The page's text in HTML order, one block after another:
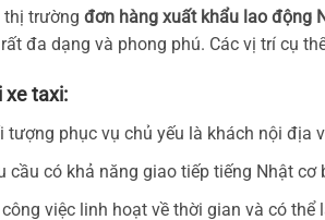
thị trường đơn hàng xuất khẩu lao động
đa dạng và phong phú. Các vị trí cụ
xe taxi:
tượng phục vụ chủ yếu là khách nội địa
cầu có khả năng giao tiếp tiếng Nhật cơ
việc linh hoạt về thời gian và có thể